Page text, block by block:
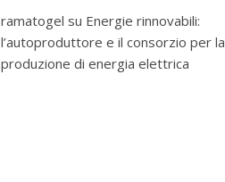
ramatogel su Energie rinnovabili:
l’autoproduttore e il consorzio per la
produzione di energia elettrica